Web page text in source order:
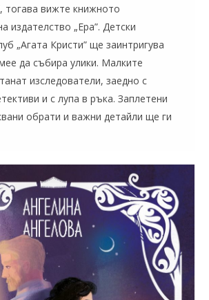
тогава вижте книжното
издателство „Ера”. Детски
„Агата Кристи” ще заинтригува
да събира улики. Малките
изследователи, заедно с
и с лупа в ръка. Заплетени
обрати и важни детайли ще ги